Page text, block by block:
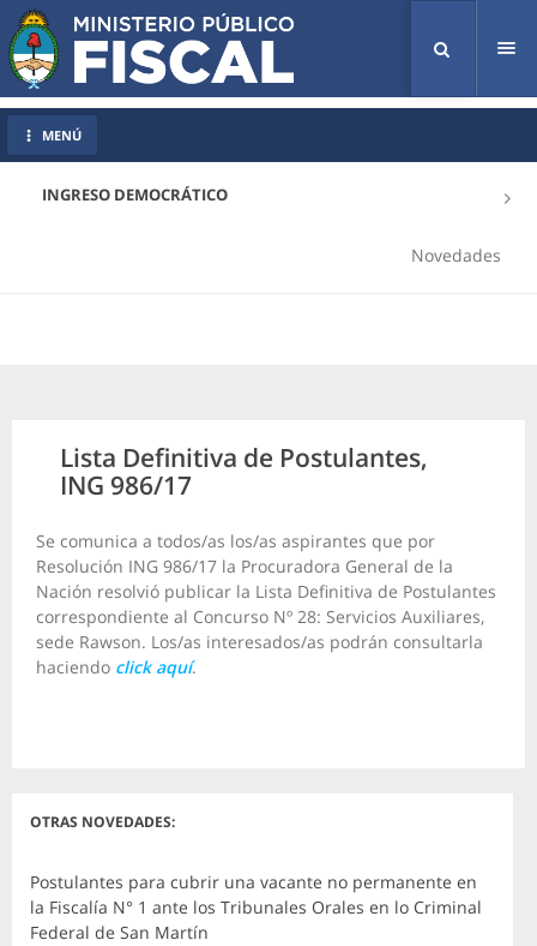
INGRESO DEMOCRÁTICO
Novedades
MENÚ
Lista Definitiva de Postulantes,
ING 986/17
Se comunica a todos/as los/as aspirantes que por
Resolución ING 986/17 la Procuradora General de la
Nación resolvió publicar la Lista Definitiva de Postulantes
correspondiente al Concurso Nº 28: Servicios Auxiliares,
sede Rawson. Los/as interesados/as podrán consultarla
haciendo click aquí.
OTRAS NOVEDADES:
Postulantes para cubrir una vacante no permanente en
la Fiscalía N° 1 ante los Tribunales Orales en lo Criminal
Federal de San Martín